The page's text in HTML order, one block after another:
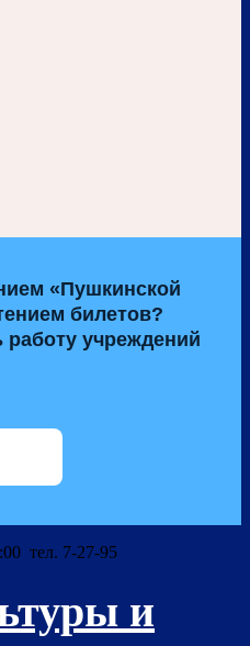
«Пушкинской
билетов?
работу учреждений
тел. 7-27-95
и